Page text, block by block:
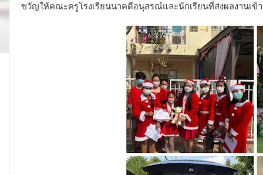
ขวัญให้คณะครูโรงเรียนนาคดีอนุสรณ์และนักเรียนที่ส่งผลงานเข้